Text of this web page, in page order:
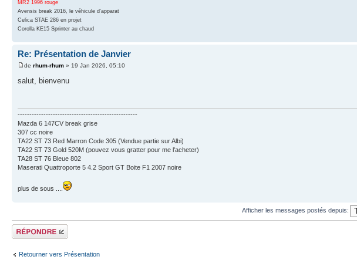
MR2 1996 rouge
Avensis break 2016, le véhicule d'apparat
Celica STAE 286 en projet
Corolla KE15 Sprinter au chaud
Re: Présentation de Janvier
de rhum-rhum » 19 Jan 2026, 05:10
salut, bienvenu
---------------------------------------------------
Mazda 6 147CV break grise
307 cc noire
TA22 ST 73 Red Marron Code 305 (Vendue partie sur Albi)
TA22 ST 73 Gold 520M (pouvez vous gratter pour me l'acheter)
TA28 ST 76 Bleue 802
Maserati Quattroporte 5 4.2 Sport GT Boite F1 2007 noire
plus de sous ....
Afficher les messages postés depuis:
Écrire un
commentaire
Retourner vers Présentation